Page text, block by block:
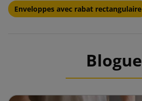
Enveloppes avec rabat rectangulaire
Blogue